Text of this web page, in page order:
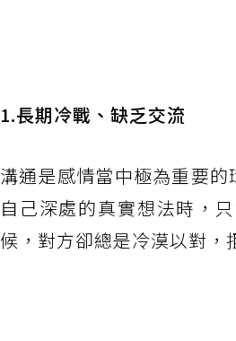
1.長期冷戰、缺乏交流
溝通是感情當中極為重要
自己深處的真實想法時，
候，對方卻總是冷漠以對，